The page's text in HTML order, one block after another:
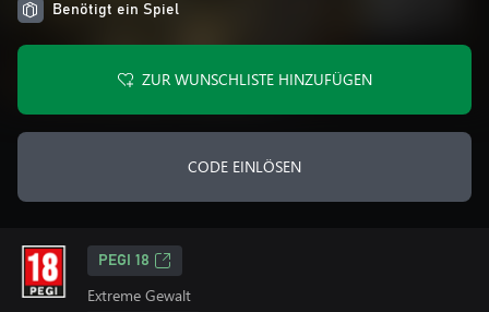
Benötigt ein Spiel
ZUR WUNSCHLISTE HINZUFÜGEN
CODE EINLÖSEN
PEGI 18
Extreme Gewalt